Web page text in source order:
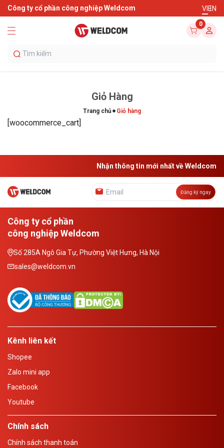
Công ty cổ phần công nghiệp Weldcom VIEN
0
Giỏ Hàng
Trang chủ Giỏ hàng
[woocommerce_cart]
Nhận thông tin mới nhất về Weldcom
Đăng ký ngay
Công ty cổ phần
công nghiệp Weldcom
Số 285A Ngô Gia Tự, Phường Việt Hưng, Hà Nội
sales@weldcom.vn
Kênh liên kết
Shopee
Zalo mini app
Facebook
Youtube
Chính sách
Chính sách thanh toán